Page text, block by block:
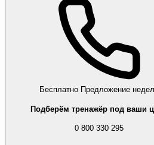
Бесплатно Предложение
Подберём тренажёр под ваши
0 800 330 295